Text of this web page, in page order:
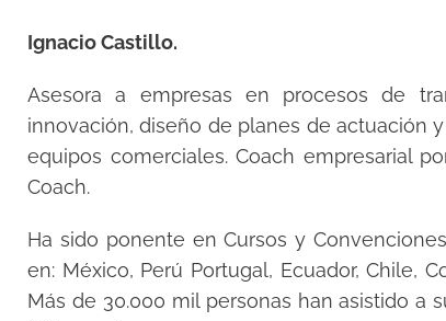
Ignacio Castillo.
Asesora a empresas en procesos de
innovación, diseño de planes de actuación
equipos comerciales. Coach empresarial
Coach.
Ha sido ponente en Cursos y
en: México, Perú Portugal, Ecuador, Chile,
Más de 30.000 mil personas han asistido a